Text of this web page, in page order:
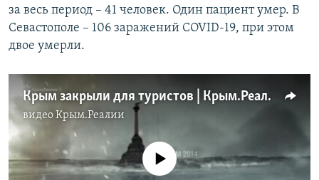
за весь период – 41 человек. Один пациент умер. В
Севастополе – 106 заражений COVID-19, при этом
двое умерли.
Крым закрыли для туристов | Крым.Реалии ТВ (видео)
видеоКрым.Реалии
No media source currently available